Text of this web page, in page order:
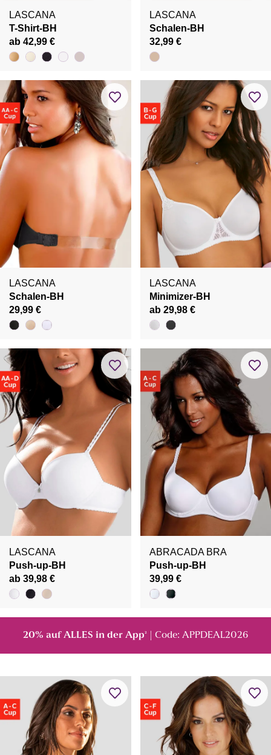
LASCANA
T-Shirt-BH
ab 42,99 €
LASCANA
Schalen-BH
32,99 €
LASCANA
Schalen-BH
29,99 €
LASCANA
Minimizer-BH
ab 29,98 €
LASCANA
Push-up-BH
ab 39,98 €
ABRACADA BRA
Push-up-BH
39,99 €
20% auf ALLES in der App² | Code: APPDEAL2026